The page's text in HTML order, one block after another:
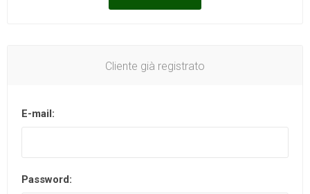
Cliente già registrato
E-mail:
Password: